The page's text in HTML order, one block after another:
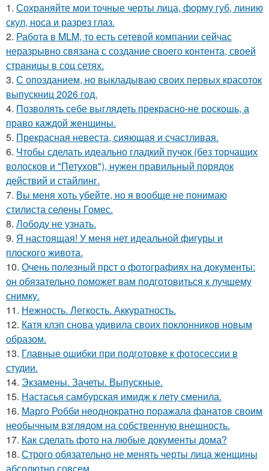
1. Сохраняйте мои точные черты лица, форму губ, линию
скул, носа и разрез глаз.
2. Работа в MLM, то есть сетевой компании сейчас
неразрывно связана с создание своего контента, своей
страницы в соц сетях.
3. С опозданием, но выкладываю своих первых красоток
выпускниц 2026 год.
4. Позволять себе выглядеть прекрасно-не роскошь, а
право каждой женщины.
5. Прекрасная невеста, сияющая и счастливая.
6. Чтобы сделать идеально гладкий пучок (без торчащих
волосков и "Петухов"), нужен правильный порядок
действий и стайлинг.
7. Вы меня хоть убейте, но я вообще не понимаю
стилиста селены Гомес.
8. Лободу не узнать.
9. Я настоящая! У меня нет идеальной фигуры и
плоского живота.
10. Очень полезный прст о фотографиях на документы:
он обязательно поможет вам подготовиться к лучшему
снимку.
11. Нежность. Легкость. Аккуратность.
12. Катя клэп снова удивила своих поклонников новым
образом.
13. Главные ошибки при подготовке к фотосессии в
студии.
14. Экзамены. Зачеты. Выпускные.
15. Настасья самбурская имидж к лету сменила.
16. Марго Робби неоднократно поражала фанатов своим
необычным взглядом на собственную внешность.
17. Как сделать фото на любые документы дома?
18. Строго обязательно не менять черты лица женщины